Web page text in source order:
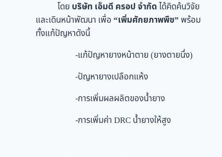
โดย บริษัท เอ็มดี ครอป จำกัดได้คิดค้นวิจัย
และเดินหน้าพัฒนา เพื่อ“เพิ่มศักยภาพพืช”พร้อม
ทั้งแก้ปัญหาดังนี้
-แก้ปัญหายางหน้าตาย (ยางตายนึ่ง)
-ปัญหายางเปลือกแห้ง
-การเพิ่มผลผลิตของน้ำยาง
-การเพิ่มค่า DRC น้ำยางให้สูง